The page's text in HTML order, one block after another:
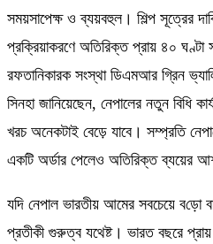
সময়সাপেক্ষ ও ব্যয়বহুল। শিল্প সূত্রের
প্রক্রিয়াকরণে অতিরিক্ত প্রায় ৪০ ঘণ্টা
রফতানিকারক সংস্থা ডিএমআর গ্রিন
সিনহা জানিয়েছেন, নেপালের নতুন বিধি
খরচ অনেকটাই বেড়ে যাবে। সম্প্রতি
একটি অর্ডার পেলেও অতিরিক্ত ব্যয়ের
যদি নেপাল ভারতীয় আমের সবচেয়ে বড়ো
প্রতীকী গুরুত্ব যথেষ্ট। ভারত বছরে